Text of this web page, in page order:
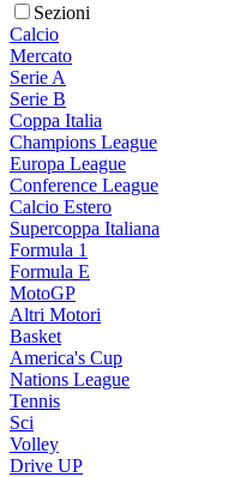
Sezioni
Calcio
Mercato
Serie A
Serie B
Coppa Italia
Champions League
Europa League
Conference League
Calcio Estero
Supercoppa Italiana
Formula 1
Formula E
MotoGP
Altri Motori
Basket
America's Cup
Nations League
Tennis
Sci
Volley
Drive UP